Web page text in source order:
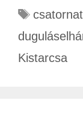
Kistarcsa